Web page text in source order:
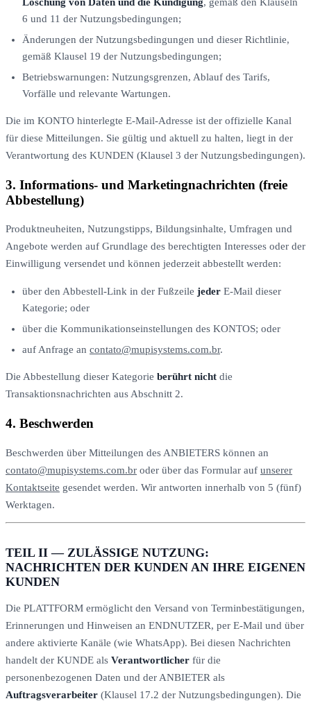
6 und 11 der Nutzungsbedingungen;
Änderungen der Nutzungsbedingungen und dieser Richtlinie,
gemäß Klausel 19 der Nutzungsbedingungen;
Betriebswarnungen: Nutzungsgrenzen, Ablauf des Tarifs,
Vorfälle und relevante Wartungen.
Die im KONTO hinterlegte E-Mail-Adresse ist der offizielle Kanal
für diese Mitteilungen. Sie gültig und aktuell zu halten, liegt in der
Verantwortung des KUNDEN (Klausel 3 der Nutzungsbedingungen).
3. Informations- und Marketingnachrichten (freie
Abbestellung)
Produktneuheiten, Nutzungstipps, Bildungsinhalte, Umfragen und
Angebote werden auf Grundlage des berechtigten Interesses oder der
Einwilligung versendet und können jederzeit abbestellt werden:
über den Abbestell-Link in der Fußzeile jeder E-Mail dieser
Kategorie; oder
über die Kommunikationseinstellungen des KONTOS; oder
auf Anfrage an contato@mupisystems.com.br.
Die Abbestellung dieser Kategorie berührt nicht die
Transaktionsnachrichten aus Abschnitt 2.
4. Beschwerden
Beschwerden über Mitteilungen des ANBIETERS können an
contato@mupisystems.com.br oder über das Formular auf unserer
Kontaktseite gesendet werden. Wir antworten innerhalb von 5 (fünf)
Werktagen.
TEIL II — ZULÄSSIGE NUTZUNG:
NACHRICHTEN DER KUNDEN AN IHRE EIGENEN
KUNDEN
Die PLATTFORM ermöglicht den Versand von Terminbestätigungen,
Erinnerungen und Hinweisen an ENDNUTZER, per E-Mail und über
andere aktivierte Kanäle (wie WhatsApp). Bei diesen Nachrichten
handelt der KUNDE als Verantwortlicher für die
personenbezogenen Daten und der ANBIETER als
Auftragsverarbeiter (Klausel 17.2 der Nutzungsbedingungen). Die